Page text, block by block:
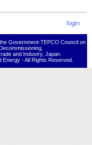
login
Government-TEPCO Council on
and Industry, Japan.
- All Rights Reserved.